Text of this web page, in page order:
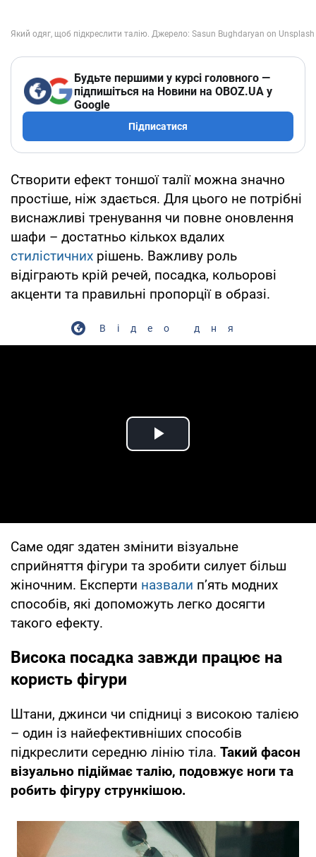
Будьте першими у курсі головного —
підпишіться на Новини на OBOZ.UA у
Google
Підписатися
Створити ефект тоншої талії можна значно
простіше, ніж здається. Для цього не потрібні
виснажливі тренування чи повне оновлення
шафи – достатньо кількох вдалих
стилістичних рішень. Важливу роль
відіграють крій речей, посадка, кольорові
акценти та правильні пропорції в образі.
Відео дня
Play Video
Саме одяг здатен змінити візуальне
сприйняття фігури та зробити силует більш
жіночним. Експерти назвали п’ять модних
способів, які допоможуть легко досягти
такого ефекту.
Висока посадка завжди працює на
користь фігури
Штани, джинси чи спідниці з високою талією
– один із найефективніших способів
підкреслити середню лінію тіла. Такий фасон
візуально підіймає талію, подовжує ноги та
робить фігуру стрункішою.